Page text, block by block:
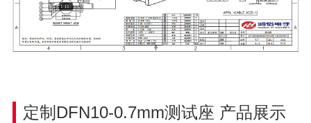
定制DFN10-0.7mm测试座 产品展示